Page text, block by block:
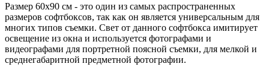
Размер 60х90 см - это один из самых распространенных
размеров софтбоксов, так как он является универсальным для
многих типов съемки. Свет от данного софтбокса имитирует
освещение из окна и используется фотографами и
видеографами для портретной поясной съемки, для мелкой и
среднегабаритной предметной фотографии.